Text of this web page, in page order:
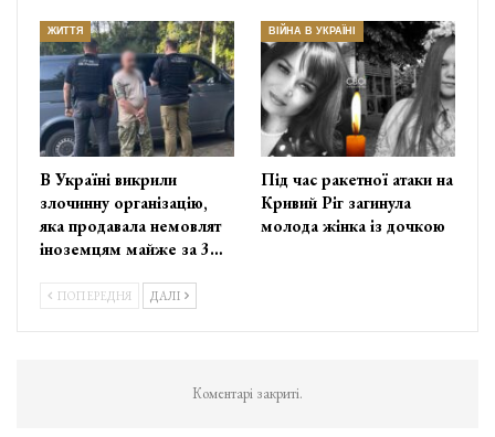
ЖИТТЯ
В Україні викрили
злочинну організацію,
яка продавала немовлят
іноземцям майже за 3…
ВІЙНА В УКРАЇНІ
Під час ракетної атаки на
Кривий Ріг загинула
молода жінка із дочкою
ПОПЕРЕДНЯ ДАЛІ
Коментарі закриті.